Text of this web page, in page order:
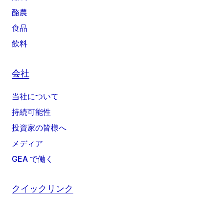
酪農
食品
飲料
会社
当社について
持続可能性
投資家の皆様へ
メディア
GEA で働く
クイックリンク